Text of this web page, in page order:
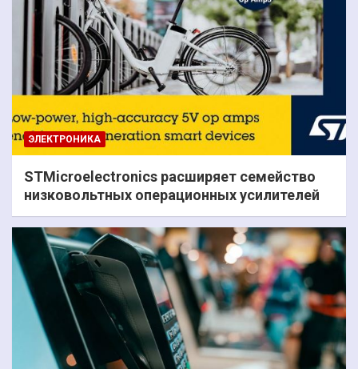
ЭЛЕКТРОНИКА
STMicroelectronics расширяет семейство
низковольтных операционных усилителей